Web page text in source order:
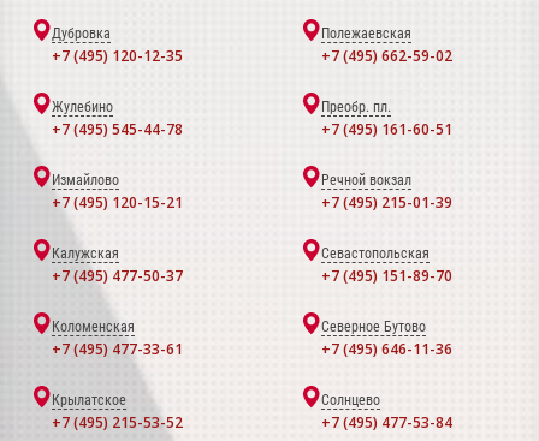
Дубровка
+7 (495) 120-12-35
Полежаевская
+7 (495) 662-59-02
Жулебино
+7 (495) 545-44-78
Преобр. пл.
+7 (495) 161-60-51
Измайлово
+7 (495) 120-15-21
Речной вокзал
+7 (495) 215-01-39
Калужская
+7 (495) 477-50-37
Севастопольская
+7 (495) 151-89-70
Коломенская
+7 (495) 477-33-61
Северное Бутово
+7 (495) 646-11-36
Крылатское
+7 (495) 215-53-52
Солнцево
+7 (495) 477-53-84